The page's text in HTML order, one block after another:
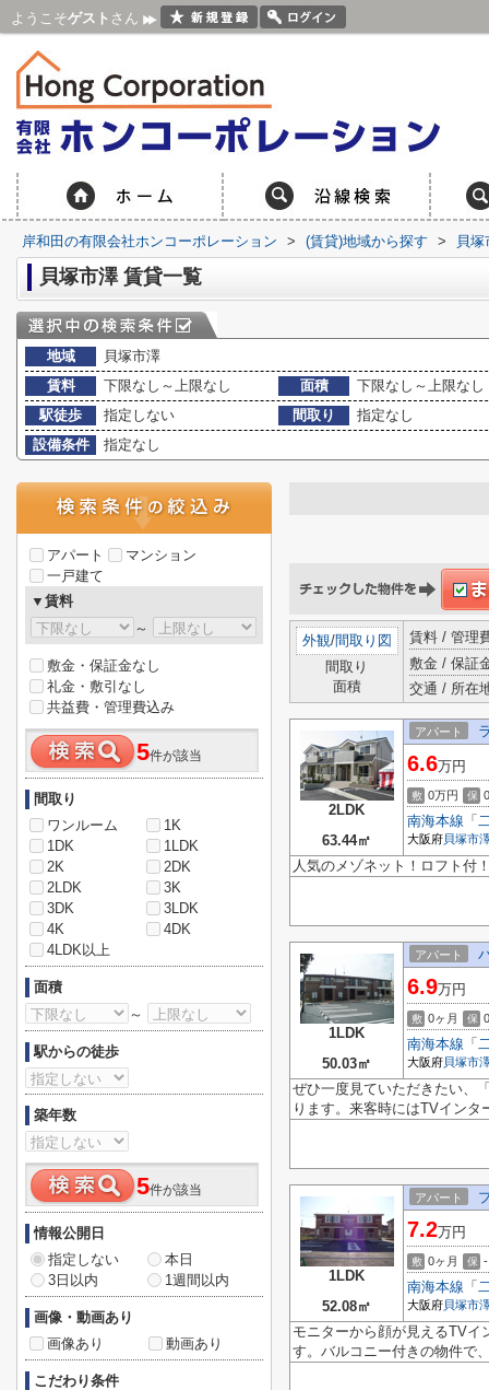
ようこそゲスト さん
岸和田の有限会社ホンコーポレーション > (賃貸)地域から探す > 貝塚
貝塚市澤 賃貸一覧
地域
貝塚市澤
賃料
下限なし～上限なし 面積
下限なし～上限なし
駅徒歩
指定しない 間取り
指定なし
設備条件
指定なし
外観/間取り図
間取り
面積
賃料 / 管理
敷金 / 保証
交通 / 所在
2LDK
63.44㎡
アパート
6.6万円
敷 0万円 保
南海本線 「
大阪府貝塚市
人気のメゾネット！ロフト付
1LDK
50.03㎡
アパート
6.9万円
敷 0ヶ月 保
南海本線 「
大阪府貝塚市
ぜひ一度見ていただきたい、
ります。来客時にはTVイン
1LDK
52.08㎡
アパート
7.2万円
敷 0ヶ月 保 -
南海本線 「
大阪府貝塚市
モニターから顔が見えるTVイ
す。バルコニー付きの物件で
アパート
マンション
一戸建て
▼賃料
～
敷金・保証金なし
礼金・敷引なし
共益費・管理費込み
5件が該当
間取り
ワンルーム
1K
1DK
1LDK
2K
2DK
2LDK
3K
3DK
3LDK
4K
4DK
4LDK以上
面積
～
駅からの徒歩
築年数
5件が該当
情報公開日
指定しない
本日
3日以内
1週間以内
画像・動画あり
画像あり
動画あり
こだわり条件